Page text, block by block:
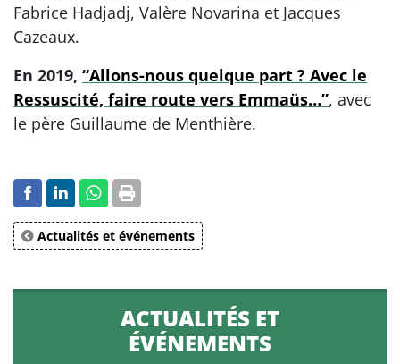
Fabrice Hadjadj, Valère Novarina et Jacques
Cazeaux.
En 2019, “Allons-nous quelque part ? Avec le
Ressuscité, faire route vers Emmaüs…”, avec
le père Guillaume de Menthière.
Actualités et événements
ACTUALITÉS ET
ÉVÉNEMENTS